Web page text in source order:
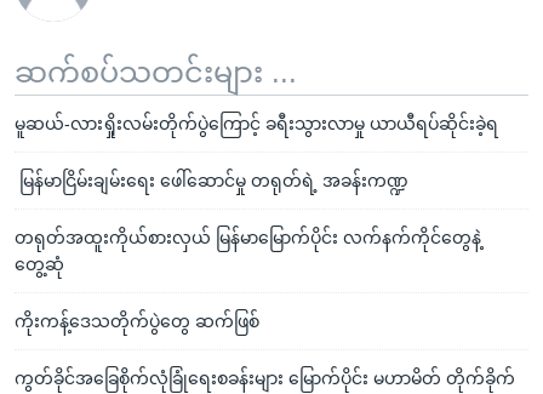
ဆက်စပ်သတင်းများ ...
မူဆယ်-လားရှိုးလမ်းတိုက်ပွဲကြောင့် ခရီးသွားလာမှု ယာယီရပ်ဆိုင်းခဲ့ရ
မြန်မာငြိမ်းချမ်းရေး ဖေါ်ဆောင်မှု တရုတ်ရဲ့ အခန်းကဏ္ဍ
တရုတ်အထူးကိုယ်စားလှယ် မြန်မာမြောက်ပိုင်း လက်နက်ကိုင်တွေနဲ့
တွေ့ဆုံ
ကိုးကန့်ဒေသတိုက်ပွဲတွေ ဆက်ဖြစ်
ကွတ်ခိုင်အခြေစိုက်လုံခြုံရေးစခန်းများ မြောက်ပိုင်း မဟာမိတ် တိုက်ခိုက်